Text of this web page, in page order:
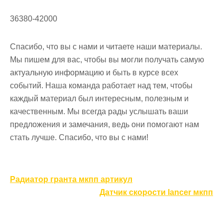
36380-42000
Спасибо, что вы с нами и читаете наши материалы.
Мы пишем для вас, чтобы вы могли получать самую
актуальную информацию и быть в курсе всех
событий. Наша команда работает над тем, чтобы
каждый материал был интересным, полезным и
качественным. Мы всегда рады услышать ваши
предложения и замечания, ведь они помогают нам
стать лучше. Спасибо, что вы с нами!
Навигация
Радиатор гранта мкпп артикул
Датчик скорости lancer мкпп